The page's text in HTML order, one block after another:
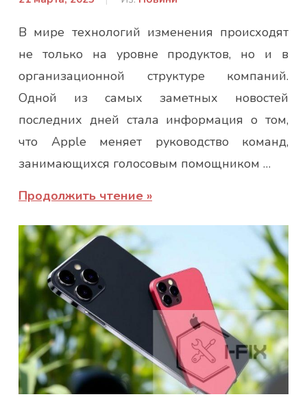
В мире технологий изменения происходят
не только на уровне продуктов, но и в
организационной структуре компаний.
Одной из самых заметных новостей
последних дней стала информация о том,
что Apple меняет руководство команд,
занимающихся голосовым помощником …
Продолжить чтение